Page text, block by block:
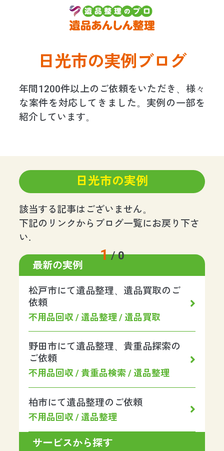
日光市の実例ブログ
年間1200件以上のご依頼をいただき、様々
な案件を対応してきました。実例の一部を
紹介しています。
日光市の実例
該当する記事はございません。
下記のリンクからブログ一覧にお戻り下さ
い.
1/0
最新の実例
松戸市にて遺品整理、遺品買取のご
依頼
不用品回収 / 遺品整理 / 遺品買取
野田市にて遺品整理、貴重品探索の
ご依頼
不用品回収 / 貴重品検索 / 遺品整理
柏市にて遺品整理のご依頼
不用品回収 / 遺品整理
サービスから探す